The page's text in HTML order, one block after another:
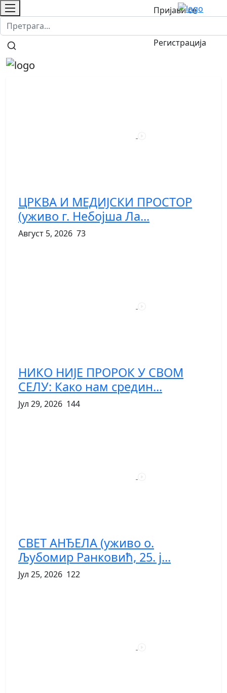
КонтактО нама
Пријави се
Регистрација
ЦРКВА И МЕДИЈСКИ ПРОСТОР
(уживо г. Небојша Ла...
Август 5, 2026 73
НИКО НИЈЕ ПРОРОК У СВОМ
СЕЛУ: Како нам средин...
Јул 29, 2026 144
СВЕТ АНЂЕЛА (уживо о.
Љубомир Ранковић, 25. ј...
Јул 25, 2026 122